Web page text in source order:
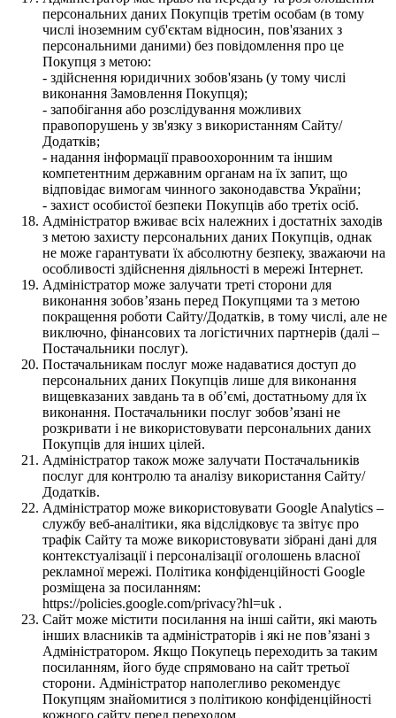
персональних даних Покупців третім особам (в тому
числі іноземним суб'єктам відносин, пов'язаних з
персональними даними) без повідомлення про це
Покупця з метою:
- здійснення юридичних зобов'язань (у тому числі
виконання Замовлення Покупця);
- запобігання або розслідування можливих
правопорушень у зв'язку з використанням Сайту/
Додатків;
- надання інформації правоохоронним та іншим
компетентним державним органам на їх запит, що
відповідає вимогам чинного законодавства України;
- захист особистої безпеки Покупців або третіх осіб.
Адміністратор вживає всіх належних і достатніх заходів
з метою захисту персональних даних Покупців, однак
не може гарантувати їх абсолютну безпеку, зважаючи на
особливості здійснення діяльності в мережі Інтернет.
Адміністратор може залучати треті сторони для
виконання зобов’язань перед Покупцями та з метою
покращення роботи Сайту/Додатків, в тому числі, але не
виключно, фінансових та логістичних партнерів (далі –
Постачальники послуг).
Постачальникам послуг може надаватися доступ до
персональних даних Покупців лише для виконання
вищевказаних завдань та в об’ємі, достатньому для їх
виконання. Постачальники послуг зобов’язані не
розкривати і не використовувати персональних даних
Покупців для інших цілей.
Адміністратор також може залучати Постачальників
послуг для контролю та аналізу використання Сайту/
Додатків.
Адміністратор може використовувати Google Analytics –
службу веб-аналітики, яка відслідковує та звітує про
трафік Сайту та може використовувати зібрані дані для
контекстуалізації і персоналізації оголошень власної
рекламної мережі. Політика конфіденційності Google
розміщена за посиланням:
https://policies.google.com/privacy?hl=uk .
Сайт може містити посилання на інші сайти, які мають
інших власників та адміністраторів і які не пов’язані з
Адміністратором. Якщо Покупець переходить за таким
посиланням, його буде спрямовано на сайт третьої
сторони. Адміністратор наполегливо рекомендує
Покупцям знайомитися з політикою конфіденційності
кожного сайту перед переходом.